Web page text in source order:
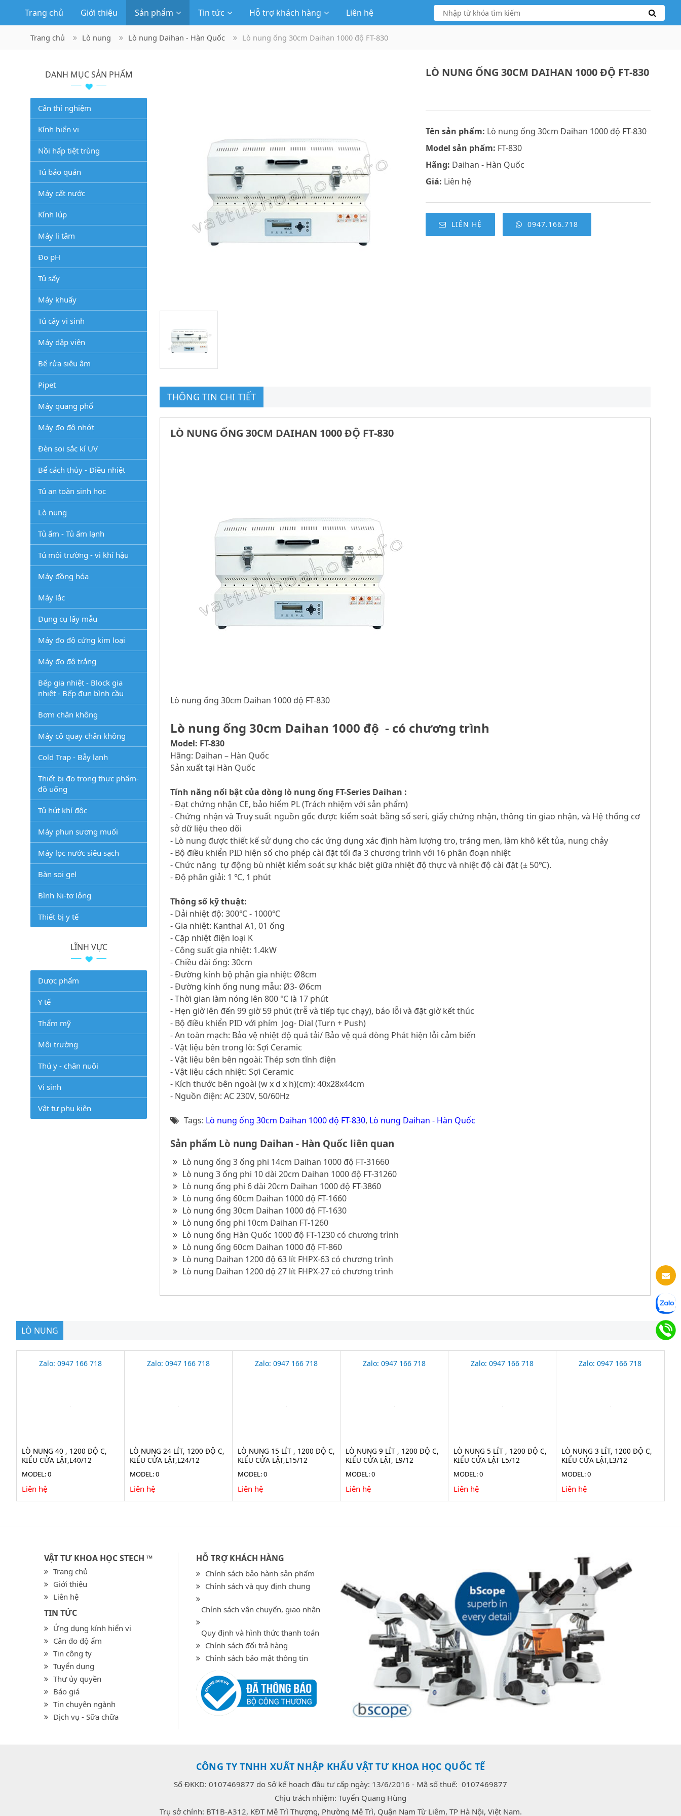
Trang chủ Giới thiệu Sản phẩm Tin tức Hỗ trợ khách hàng Liên hệ
Trang chủ Lò nung Lò nung Daihan - Hàn Quốc Lò nung ống 30cm Daihan 1000 độ FT-830
LÒ NUNG ỐNG 30CM DAIHAN 1000 ĐỘ FT-830
Tên sản phẩm: Lò nung ống 30cm Daihan 1000 độ FT-830
Model sản phẩm: FT-830
Hãng: Daihan - Hàn Quốc
Giá: Liên hệ
LIÊN HỆ 0947.166.718
THÔNG TIN CHI TIẾT
LÒ NUNG ỐNG 30CM DAIHAN 1000 ĐỘ FT-830
Lò nung ống 30cm Daihan 1000 độ FT-830
Lò nung ống 30cm Daihan 1000 độ - có chương trình
Model: FT-830
Hãng: Daihan – Hàn Quốc
Sản xuất tại Hàn Quốc
Tính năng nổi bật của dòng lò nung ống FT-Series Daihan :
- Đạt chứng nhận CE, bảo hiểm PL (Trách nhiệm với sản phẩm)
- Chứng nhận và Truy suất nguồn gốc được kiểm soát bằng số seri, giấy chứng nhận, thông tin giao nhận, và Hệ thống cơ
sở dữ liệu theo dõi
- Lò nung được thiết kế sử dụng cho các ứng dụng xác định hàm lượng tro, tráng men, làm khô kết tủa, nung chảy
- Bộ điều khiển PID hiện số cho phép cài đặt tối đa 3 chương trình với 16 phân đoạn nhiệt
- Chức năng tự động bù nhiệt kiểm soát sự khác biệt giữa nhiệt độ thực và nhiệt độ cài đặt (± 50℃).
- Độ phân giải: 1 ℃, 1 phút
Thông số kỹ thuật:
- Dải nhiệt độ: 300℃ - 1000℃
- Gia nhiệt: Kanthal A1, 01 ống
- Cặp nhiệt điện loại K
- Công suất gia nhiệt: 1.4kW
- Chiều dài ống: 30cm
- Đường kính bộ phận gia nhiệt: Ø8cm
- Đường kính ống nung mẫu: Ø3- Ø6cm
- Thời gian làm nóng lên 800 ℃ là 17 phút
- Hẹn giờ lên đến 99 giờ 59 phút (trễ và tiếp tục chạy), báo lỗi và đặt giờ kết thúc
- Bộ điều khiển PID với phím Jog- Dial (Turn + Push)
- An toàn mạch: Bảo vệ nhiệt độ quá tải/ Bảo vệ quá dòng Phát hiện lỗi cảm biến
- Vật liệu bên trong lò: Sợi Ceramic
- Vật liệu bên bên ngoài: Thép sơn tĩnh điện
- Vật liệu cách nhiệt: Sợi Ceramic
- Kích thước bên ngoài (w x d x h)(cm): 40x28x44cm
- Nguồn điện: AC 230V, 50/60Hz
Tags: Lò nung ống 30cm Daihan 1000 độ FT-830, Lò nung Daihan - Hàn Quốc
Sản phẩm Lò nung Daihan - Hàn Quốc liên quan
Lò nung ống 3 ống phi 14cm Daihan 1000 độ FT-31660
Lò nung 3 ống phi 10 dài 20cm Daihan 1000 độ FT-31260
Lò nung ống phi 6 dài 20cm Daihan 1000 độ FT-3860
Lò nung ống 60cm Daihan 1000 độ FT-1660
Lò nung ống 30cm Daihan 1000 độ FT-1630
Lò nung ống phi 10cm Daihan FT-1260
Lò nung ống Hàn Quốc 1000 độ FT-1230 có chương trình
Lò nung ống 60cm Daihan 1000 độ FT-860
Lò nung Daihan 1200 độ 63 lít FHPX-63 có chương trình
Lò nung Daihan 1200 độ 27 lít FHPX-27 có chương trình
DANH MỤC SẢN PHẨM
Cân thí nghiệm
Kính hiển vi
Nồi hấp tiệt trùng
Tủ bảo quản
Máy cất nước
Kính lúp
Máy li tâm
Đo pH
Tủ sấy
Máy khuấy
Tủ cấy vi sinh
Máy dập viên
Bể rửa siêu âm
Pipet
Máy quang phổ
Máy đo độ nhớt
Đèn soi sắc kí UV
Bể cách thủy - Điều nhiệt
Tủ an toàn sinh học
Lò nung
Tủ ấm - Tủ ấm lạnh
Tủ môi trường - vi khí hậu
Máy đồng hóa
Máy lắc
Dụng cụ lấy mẫu
Máy đo độ cứng kim loại
Máy đo độ trắng
Bếp gia nhiệt - Block gia
nhiệt - Bếp đun bình cầu
Bơm chân không
Máy cô quay chân không
Cold Trap - Bẫy lạnh
Thiết bị đo trong thực phẩm-
đồ uống
Tủ hút khí độc
Máy phun sương muối
Máy lọc nước siêu sạch
Bàn soi gel
Bình Ni-tơ lỏng
Thiết bị y tế
LĨNH VỰC
Dược phẩm
Y tế
Thẩm mỹ
Môi trường
Thú y - chăn nuôi
Vi sinh
Vật tư phụ kiện
LÒ NUNG
Zalo: 0947 166 718
LÒ NUNG 40 , 1200 ĐỘ C,
KIỂU CỬA LẬT,L40/12
MODEL: 0
Liên hệ
Zalo: 0947 166 718
LÒ NUNG 24 LÍT, 1200 ĐỘ C,
KIỂU CỬA LẬT,L24/12
MODEL: 0
Liên hệ
Zalo: 0947 166 718
LÒ NUNG 15 LÍT , 1200 ĐỘ C,
KIỂU CỬA LẬT,L15/12
MODEL: 0
Liên hệ
Zalo: 0947 166 718
LÒ NUNG 9 LÍT , 1200 ĐỘ C,
KIỂU CỬA LẬT, L9/12
MODEL: 0
Liên hệ
Zalo: 0947 166 718
LÒ NUNG 5 LÍT , 1200 ĐỘ C,
KIỂU CỬA LẬT L5/12
MODEL: 0
Liên hệ
Zalo: 0947 166 718
LÒ NUNG 3 LÍT, 1200 ĐỘ C,
KIỂU CỬA LẬT,L3/12
MODEL: 0
Liên hệ
VẬT TƯ KHOA HỌC STECH ™
Trang chủ
Giới thiệu
Liên hệ
TIN TỨC
Ứng dụng kính hiển vi
Cân đo độ ẩm
Tin công ty
Tuyển dụng
Thư ủy quyền
Báo giá
Tin chuyên ngành
Dịch vụ - Sữa chữa
HỖ TRỢ KHÁCH HÀNG
Chính sách bảo hành sản phẩm
Chính sách và quy định chung
Chính sách vận chuyển, giao nhận
Quy định và hình thức thanh toán
Chính sách đổi trả hàng
Chính sách bảo mật thông tin
CÔNG TY TNHH XUẤT NHẬP KHẨU VẬT TƯ KHOA HỌC QUỐC TẾ
Số ĐKKD: 0107469877 do Sở kế hoạch đầu tư cấp ngày: 13/6/2016 - Mã số thuế: 0107469877
Chịu trách nhiệm: Tuyển Quang Hùng
Trụ sở chính: BT1B-A312, KĐT Mễ Trì Thượng, Phường Mễ Trì, Quận Nam Từ Liêm, TP Hà Nội, Việt Nam.